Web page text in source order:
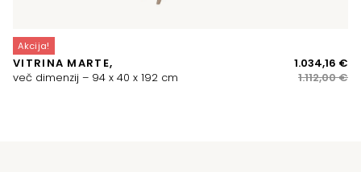
Akcija!
VITRINA MARTE,
več dimenzij – 94 x 40 x 192 cm
1.112,00€
1.034,16 €